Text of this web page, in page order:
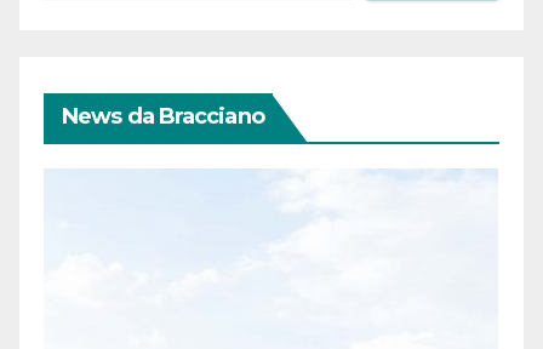
News da Bracciano